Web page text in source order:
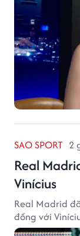
SAO SPORT 2
Real
Vinícius
Real Madrid
đồng với